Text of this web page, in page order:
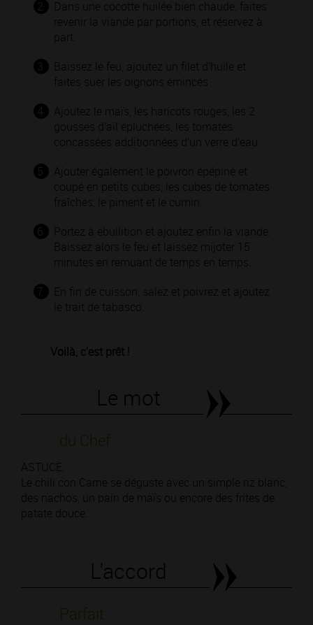
2
Dans une cocotte huilée bien chaude, faites
revenir la viande par portions, et réservez à
part.
3
Baissez le feu, ajoutez un filet d’huile et
faites suer les oignons émincés
4
Ajoutez le maïs, les haricots rouges, les 2
gousses d’ail épluchées, les tomates
concassées additionnées d’un verre d’eau.
5
Ajouter également le poivron épépiné et
coupé en petits cubes, les cubes de tomates
fraîches, le piment et le cumin.
6
Portez à ébullition et ajoutez enfin la viande.
Baissez alors le feu et laissez mijoter 15
minutes en remuant de temps en temps.
7
En fin de cuisson, salez et poivrez et ajoutez
le trait de tabasco.
Voilà, c'est prêt !
Le mot
du Chef
ASTUCE:
Le chili con Carne se déguste avec un simple riz blanc,
des nachos, un pain de maïs ou encore des frites de
patate douce.
L'accord
Parfait